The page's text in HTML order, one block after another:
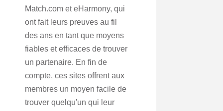
Match.com et eHarmony, qui
ont fait leurs preuves au fil
des ans en tant que moyens
fiables et efficaces de trouver
un partenaire. En fin de
compte, ces sites offrent aux
membres un moyen facile de
trouver quelqu'un qui leur